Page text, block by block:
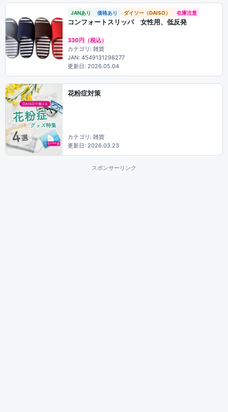
JANあり 価格あり ダイソー（DAISO） 在庫注意
コンフォートスリッパ 女性用、低反発
330円（税込）
カテゴリ: 雑貨
JAN: 4549131298277
更新日: 2026.05.04
花粉症対策
カテゴリ: 雑貨
更新日: 2026.03.23
スポンサーリンク